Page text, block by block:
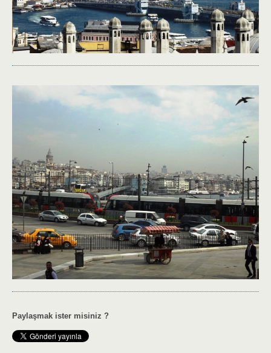
Paylaşmak ister misiniz ?